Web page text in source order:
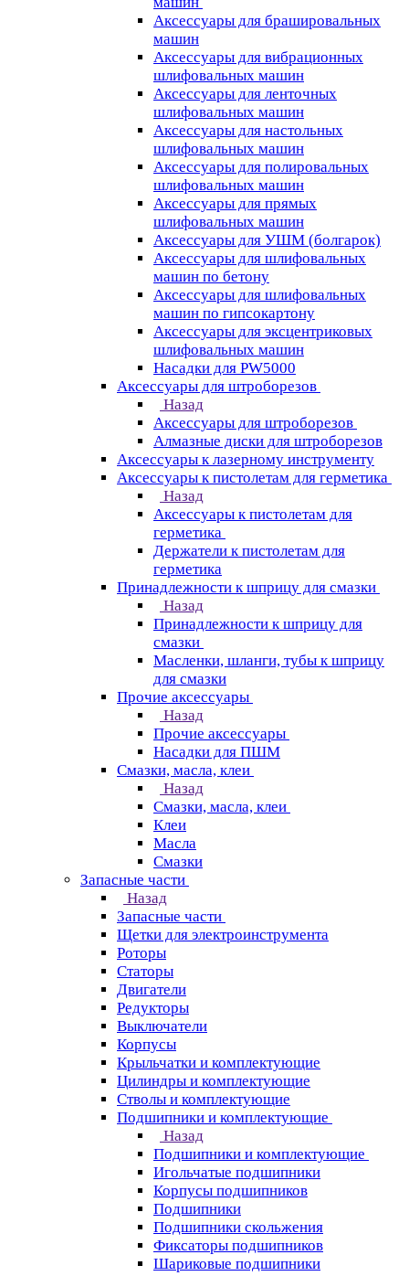
Аксессуары для брашировальных
машин
Аксессуары для вибрационных
шлифовальных машин
Аксессуары для ленточных
шлифовальных машин
Аксессуары для настольных
шлифовальных машин
Аксессуары для полировальных
шлифовальных машин
Аксессуары для прямых
шлифовальных машин
Аксессуары для УШМ (болгарок)
Аксессуары для шлифовальных
машин по бетону
Аксессуары для шлифовальных
машин по гипсокартону
Аксессуары для эксцентриковых
шлифовальных машин
Насадки для PW5000
Аксессуары для штроборезов
Назад
Аксессуары для штроборезов
Алмазные диски для штроборезов
Аксессуары к лазерному инструменту
Аксессуары к пистолетам для герметика
Назад
Аксессуары к пистолетам для
герметика
Держатели к пистолетам для
герметика
Принадлежности к шприцу для смазки
Назад
Принадлежности к шприцу для
смазки
Масленки, шланги, тубы к шприцу
для смазки
Прочие аксессуары
Назад
Прочие аксессуары
Насадки для ПШМ
Смазки, масла, клеи
Назад
Смазки, масла, клеи
Клеи
Масла
Смазки
Запасные части
Назад
Запасные части
Щетки для электроинструмента
Роторы
Статоры
Двигатели
Редукторы
Выключатели
Корпусы
Крыльчатки и комплектующие
Цилиндры и комплектующие
Стволы и комплектующие
Подшипники и комплектующие
Назад
Подшипники и комплектующие
Игольчатые подшипники
Корпусы подшипников
Подшипники
Подшипники скольжения
Фиксаторы подшипников
Шариковые подшипники